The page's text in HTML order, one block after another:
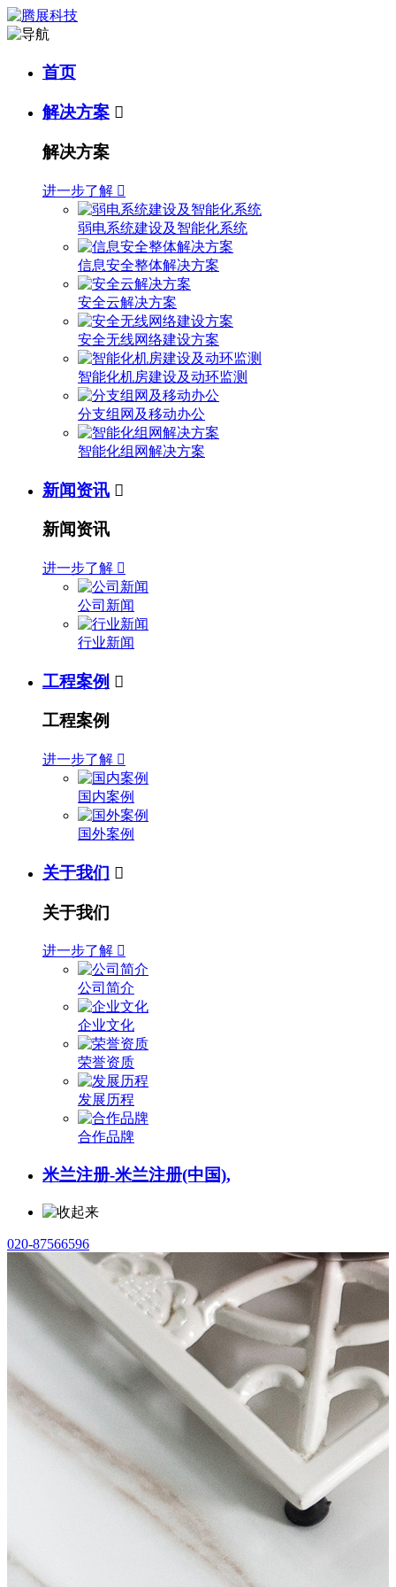
首页
解决方案 
解决方案
进一步了解 
弱电系统建设及智能化系统
信息安全整体解决方案
安全云解决方案
安全无线网络建设方案
智能化机房建设及动环监测
分支组网及移动办公
智能化组网解决方案
新闻资讯 
新闻资讯
进一步了解 
公司新闻
行业新闻
工程案例 
工程案例
进一步了解 
国内案例
国外案例
关于我们 
关于我们
进一步了解 
公司简介
企业文化
荣誉资质
发展历程
合作品牌
米兰注册-米兰注册(中国),
020-87566596